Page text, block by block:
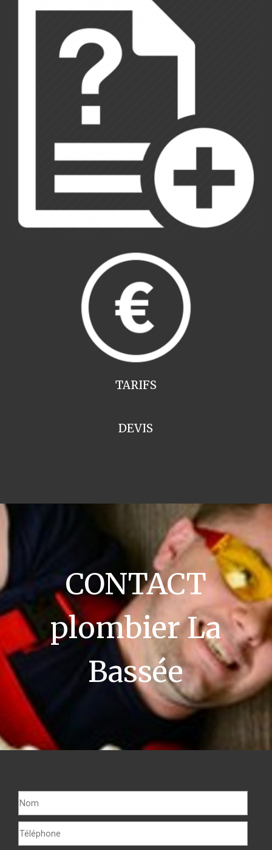
TARIFS
DEVIS
CONTACT
plombier La
Bassée